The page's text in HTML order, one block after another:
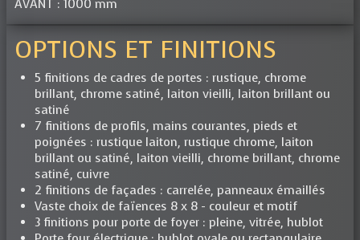
AVANT : 1000 mm
OPTIONS ET FINITIONS
5 finitions de cadres de portes : rustique, chrome
brillant, chrome satiné, laiton vieilli, laiton brillant ou
satiné
7 finitions de profils, mains courantes, pieds et
poignées : rustique laiton, rustique chrome, laiton
brillant ou satiné, laiton vieilli, chrome brillant, chrome
satiné, cuivre
2 finitions de façades : carrelée, panneaux émaillés
Vaste choix de faïences 8 x 8 - couleur et motif
3 finitions pour porte de foyer : pleine, vitrée, hublot